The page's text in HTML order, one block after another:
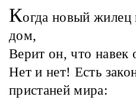
Когда новый жилец
дом,
Верит он, что навек
Нет и нет! Есть
пристаней мира: